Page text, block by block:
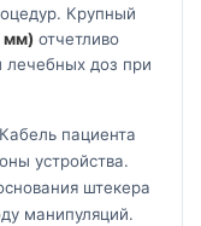
Крупный
мм) отчетливо
доз при
Кабель пациента
устройства.
штекера
манипуляций.